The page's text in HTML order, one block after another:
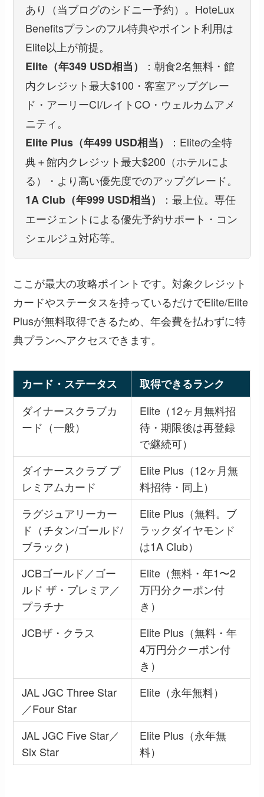
あり（当ブログのシドニー予約）。HoteLux
Benefitsプランのフル特典やポイント利用は
Elite以上が前提。
Elite（年349 USD相当）
：朝食2名無料・館
内クレジット最大$100・客室アップグレー
ド・アーリーCI/レイトCO・ウェルカムアメ
ニティ。
Elite Plus（年499 USD相当）
：Eliteの全特
典＋館内クレジット最大$200（ホテルによ
る）・より高い優先度でのアップグレード。
1A Club（年999 USD相当）
：最上位。専任
エージェントによる優先予約サポート・コン
シェルジュ対応等。
ここが最大の攻略ポイントです。 対象クレジット
カードやステータスを持っているだけでElite/Elite
Plusが無料取得できるため、年会費を払わずに特
典プランへアクセスできます。
カード・ステータス
取得できるランク
ダイナースクラブカ
ード（一般）
Elite（12ヶ月無料招
待・期限後は再登録
で継続可）
ダイナースクラブ プ
レミアムカード
Elite Plus（12ヶ月無
料招待・同上）
ラグジュアリーカー
ド（チタン/ゴールド/
ブラック）
Elite Plus（無料。ブ
ラックダイヤモンド
は1A Club）
JCBゴールド／ゴー
ルド ザ・プレミア／
プラチナ
Elite（無料・年1〜2
万円分クーポン付
き）
JCBザ・クラス
Elite Plus（無料・年
4万円分クーポン付
き）
JAL JGC Three Star
／Four Star
Elite（永年無料）
JAL JGC Five Star／
Six Star
Elite Plus（永年無
料）